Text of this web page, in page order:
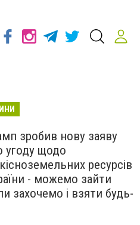
зробив нову заяву
угоду щодо
ресурсів
- можемо зайти
захочемо і взяти будь-